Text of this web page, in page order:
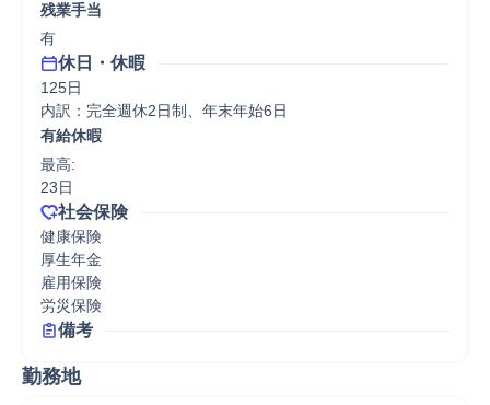
残業手当
有
休日・休暇
125日
内訳：完全週休2日制、年末年始6日
有給休暇
最高:
23日
社会保険
健康保険
厚生年金
雇用保険
労災保険
備考
勤務地